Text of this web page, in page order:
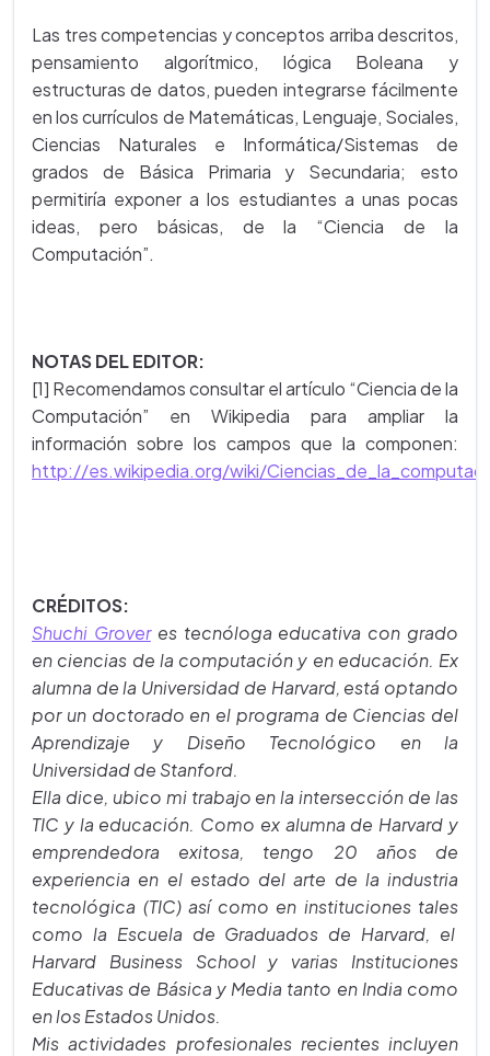
Las tres competencias y conceptos arriba descritos,
pensamiento algorítmico, lógica Boleana y
estructuras de datos, pueden integrarse fácilmente
en los currículos de Matemáticas, Lenguaje, Sociales,
Ciencias Naturales e Informática/Sistemas de
grados de Básica Primaria y Secundaria; esto
permitiría exponer a los estudiantes a unas pocas
ideas, pero básicas, de la “Ciencia de la
Computación”.
NOTAS DEL EDITOR:
[1] Recomendamos consultar el artículo “Ciencia de la
Computación” en Wikipedia para ampliar la
información sobre los campos que la componen:
http://es.wikipedia.org/wiki/
CRÉDITOS:
Shuchi Groveres tecnóloga educativa con grado
en ciencias de la computación y en educación. Ex
alumna de la Universidad de Harvard, está optando
por un doctorado en el programa de Ciencias del
Aprendizaje y Diseño Tecnológico en la
Universidad de Stanford.
Ella dice, ubico mi trabajo en la intersección de las
TIC y la educación. Como ex alumna de Harvard y
emprendedora exitosa, tengo 20 años de
experiencia en el estado del arte de la industria
tecnológica (TIC) así como en instituciones tales
como la Escuela de Graduados de Harvard, el
Harvard Business School y varias Instituciones
Educativas de Básica y Media tanto en India como
en los Estados Unidos.
Mis actividades profesionales recientes incluyen